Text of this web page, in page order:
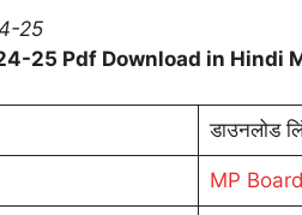
25
25 Pdf Download in Hindi
डाउनलोड
MP